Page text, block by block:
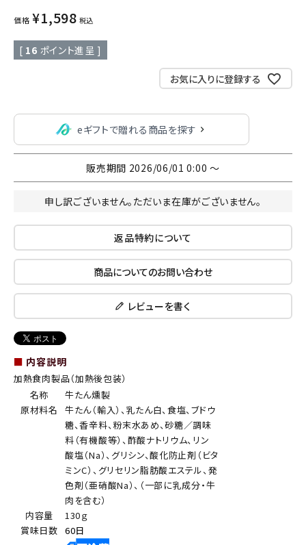
価格 ¥1,598 税込
[ 16 ポイント進呈 ]
お気に入りに登録する
eギフトで贈れる商品を探す
販売期間 2026/06/01 0:00 〜
申し訳ございません。ただいま在庫がございません。
返品特約について
商品についてのお問い合わせ
レビューを書く
■ 内容説明
加熱食肉製品（加熱後包装）
名称
牛たん燻製
原材料名
牛たん（輸入）、乳たん白、食塩、ブドウ
糖、香辛料、粉末水あめ、砂糖／調味
料（有機酸等）、酢酸ナトリウム、リン
酸塩（Na）、グリシン、酸化防止剤（ビタ
ミンC）、グリセリン脂肪酸エステル、発
色剤（亜硝酸Na）、（一部に乳成分・牛
肉を含む）
内容量
130ｇ
賞味日数 60日